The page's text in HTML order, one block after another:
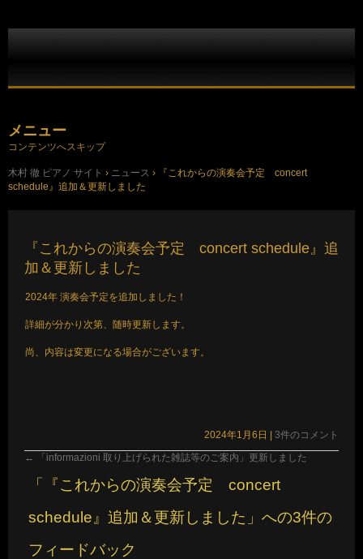
メニュー
コンテンツへスキップ
木村 徹 ピアノ サイト › ニュース ›
『これからの演奏会予定 concert
schedule』追加＆更新しました
『これからの演奏会予定 concert schedule』追
加＆更新しました
2024年 演奏会予定を追加しました！
詳細が分かり次第、随時更新します。
尚、内容は変更になる場合がございます。
2024年1月6日 | 3件のコメント
←
「informazioni 取り上げられた雑誌等のご案内」更新しました
「
『これからの演奏会予定 concert
schedule』追加＆更新しました 」への3件の
フィードバック